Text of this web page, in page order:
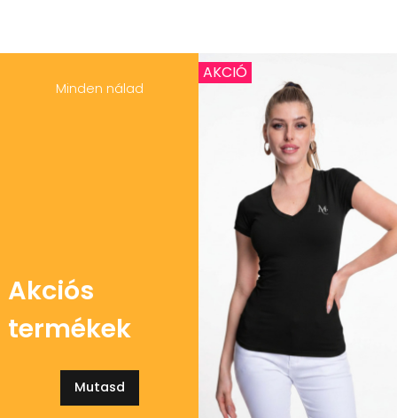
Minden nálad
Akciós
termékek
Mutasd
AKCIÓ